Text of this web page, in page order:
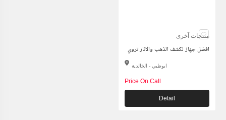
منتجات آخرى
افضل جهاز لكشف الذهب والاثار تروي
ابوظبي - الخالدية
Price On Call
Detail